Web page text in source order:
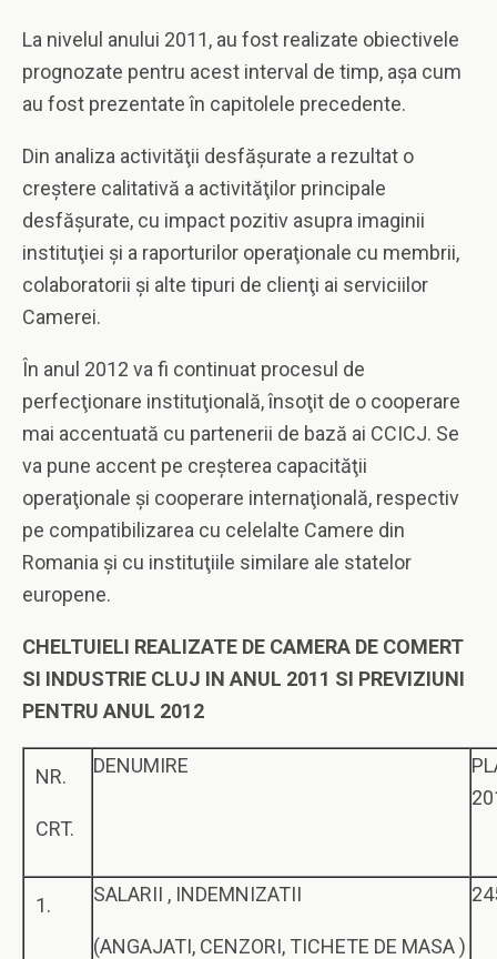
La nivelul anului 2011, au fost realizate obiectivele
prognozate pentru acest interval de timp, aşa cum
au fost prezentate în capitolele precedente.
Din analiza activităţii desfăşurate a rezultat o
creştere calitativă a activităţilor principale
desfăşurate, cu impact pozitiv asupra imaginii
instituţiei şi a raporturilor operaţionale cu membrii,
colaboratorii şi alte tipuri de clienţi ai serviciilor
Camerei.
În anul 2012 va fi continuat procesul de
perfecţionare instituţională, însoţit de o cooperare
mai accentuată cu partenerii de bază ai CCICJ. Se
va pune accent pe creşterea capacităţii
operaţionale şi cooperare internaţională, respectiv
pe compatibilizarea cu celelalte Camere din
Romania şi cu instituţiile similare ale statelor
europene.
CHELTUIELI REALIZATE DE CAMERA DE COMERT
SI INDUSTRIE CLUJ IN ANUL 2011 SI PREVIZIUNI
PENTRU ANUL 2012
NR.
CRT.
DENUMIRE
1. SALARII , INDEMNIZATII
(ANGAJATI, CENZORI, TICHETE DE MASA )